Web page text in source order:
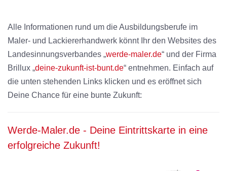
Alle Informationen rund um die Ausbildungsberufe im
Maler- und Lackiererhandwerk könnt Ihr den Websites des
Landesinnungsverbandes „werde-maler.de“ und der Firma
Brillux „deine-zukunft-ist-bunt.de“ entnehmen. Einfach auf
die unten stehenden Links klicken und es eröffnet sich
Deine Chance für eine bunte Zukunft:
Werde-Maler.de - Deine Eintrittskarte in eine
erfolgreiche Zukunft!